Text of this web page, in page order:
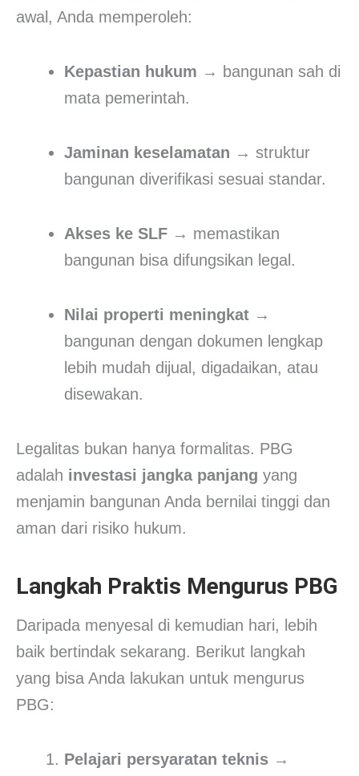
awal, Anda memperoleh:
Kepastian hukum → bangunan sah di
mata pemerintah.
Jaminan keselamatan → struktur
bangunan diverifikasi sesuai standar.
Akses ke SLF → memastikan
bangunan bisa difungsikan legal.
Nilai properti meningkat →
bangunan dengan dokumen lengkap
lebih mudah dijual, digadaikan, atau
disewakan.
Legalitas bukan hanya formalitas. PBG
adalah investasi jangka panjang yang
menjamin bangunan Anda bernilai tinggi dan
aman dari risiko hukum.
Langkah Praktis Mengurus PBG
Daripada menyesal di kemudian hari, lebih
baik bertindak sekarang. Berikut langkah
yang bisa Anda lakukan untuk mengurus
PBG:
Pelajari persyaratan teknis →